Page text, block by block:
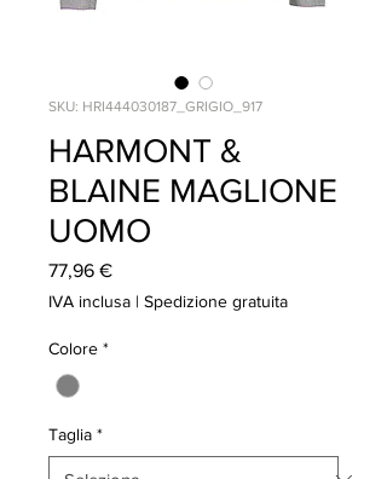
SKU: HRI444030187_GRIGIO_917
HARMONT &
BLAINE MAGLIONE
UOMO
77,96 €Prezzo
IVA inclusa | Spedizione gratuita
Colore *
Taglia *